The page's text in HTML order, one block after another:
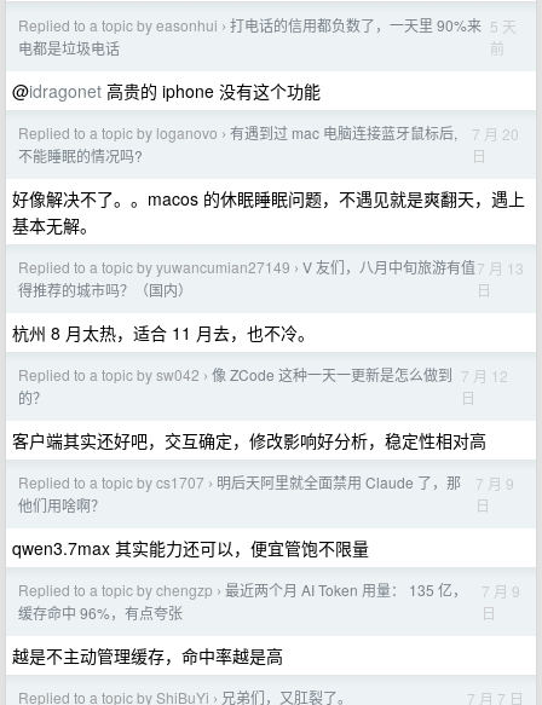
Replied to a topic by easonhui › 打电话的信用都负数了，一天里 90%来
电都是垃圾电话
5 天
前
@idragonet 高贵的 iphone 没有这个功能
Replied to a topic by loganovo › 有遇到过 mac 电脑连接蓝牙鼠标后,
不能睡眠的情况吗?
7 月 20
日
好像解决不了。。macos 的休眠睡眠问题，不遇见就是爽翻天，遇上
基本无解。
Replied to a topic by yuwancumian27149 › V 友们，八月中旬旅游有值
得推荐的城市吗？（国内）
7 月 13
日
杭州 8 月太热，适合 11 月去，也不冷。
Replied to a topic by sw042 › 像 ZCode 这种一天一更新是怎么做到
的？
7 月 12
日
客户端其实还好吧，交互确定，修改影响好分析，稳定性相对高
Replied to a topic by cs1707 › 明后天阿里就全面禁用 Claude 了，那
他们用啥啊？
7 月 9
日
qwen3.7max 其实能力还可以，便宜管饱不限量
Replied to a topic by chengzp › 最近两个月 AI Token 用量： 135 亿，
缓存命中 96%，有点夸张
7 月 9
日
越是不主动管理缓存，命中率越是高
Replied to a topic by ShiBuYi › 兄弟们，又肛裂了。 7 月 7 日